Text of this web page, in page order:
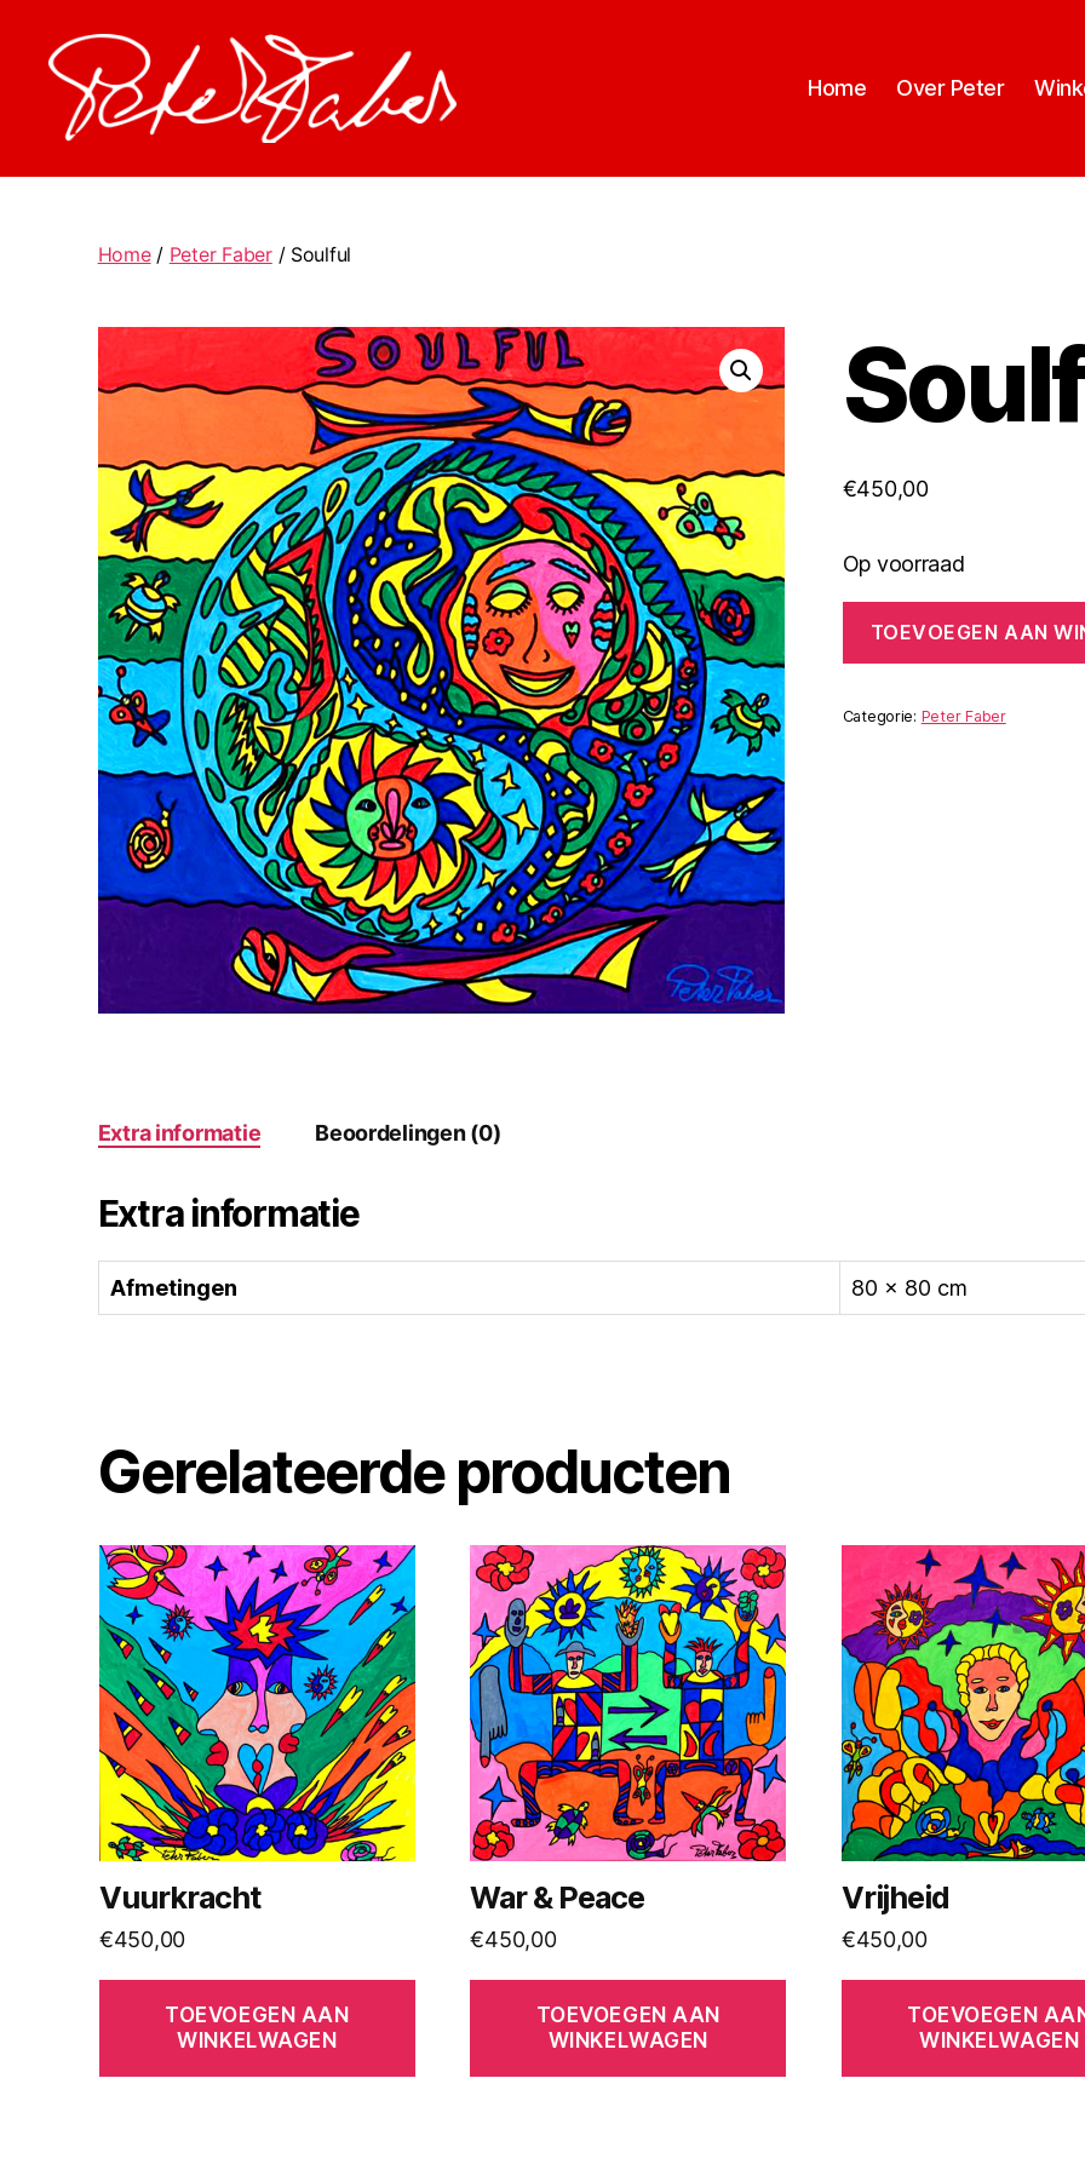
Faber
Home Over Peter
Home/ Peter Faber/ Soulful
€450,00
Op voorraad
aantalTOEVOEGEN AAN
Categorie: Peter Faber
Extra informatie Beoordelingen (0)
Extra informatie
Afmetingen 80 × 80 cm
Gerelateerde producten
Vuurkracht
€450,00
TOEVOEGEN AAN
WINKELWAGEN
War & Peace
€450,00
TOEVOEGEN AAN
WINKELWAGEN
Vrijheid
€450,00
TOEVOEGEN
WINKELWAGEN